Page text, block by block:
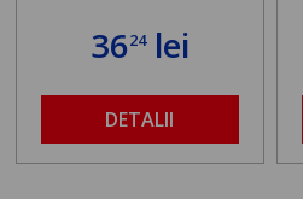
3624lei
DETALII